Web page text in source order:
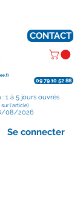
CONTACT
09 79 10 52 88
1 à 5 jours ouvrés
l'article)
08/2026
Se connecter